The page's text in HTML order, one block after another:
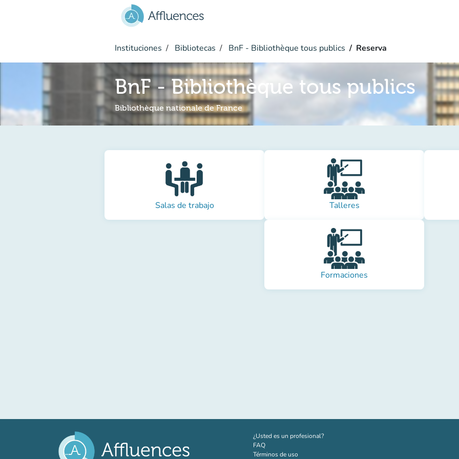
Instituciones Bibliotecas BnF - Bibliothèque tous publics Reserva
BnF - Bibliothèque tous publics
Bibliothèque nationale de France
Salas de trabajo Talleres
Formaciones
¿Usted es un profesional?(nueva pestaña)
FAQ
Términos de uso